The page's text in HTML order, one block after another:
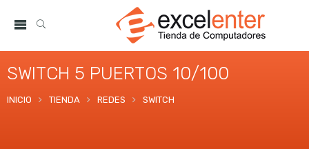
SWITCH 5 PUERTOS 10/100
INICIO TIENDA REDES SWITCH